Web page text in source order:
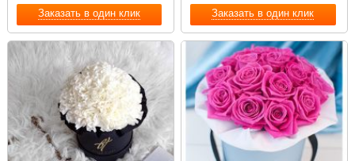
Заказать в один клик Заказать в один клик